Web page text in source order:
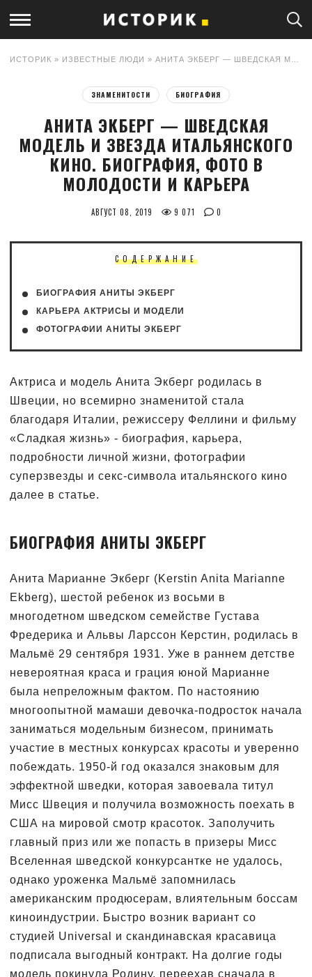
ИСТОРИК » ИЗВЕСТНЫЕ ЛЮДИ » АНИТА ЭКБЕРГ — ШВЕДСКАЯ МОДЕЛЬ И ЗВЕЗДА ИТАЛЬЯНСКОГО КИНО. БИОГРАФИЯ, ФОТО В МОЛОДОСТИ И КАРЬЕРА
ЗНАМЕНИТОСТИ БИОГРАФИЯ
АНИТА ЭКБЕРГ — ШВЕДСКАЯ
МОДЕЛЬ И ЗВЕЗДА ИТАЛЬЯНСКОГО
КИНО. БИОГРАФИЯ, ФОТО В
МОЛОДОСТИ И КАРЬЕРА
АВГУСТ 08, 2019 9 071 0
СОДЕРЖАНИЕ
БИОГРАФИЯ АНИТЫ ЭКБЕРГ
КАРЬЕРА АКТРИСЫ И МОДЕЛИ
ФОТОГРАФИИ АНИТЫ ЭКБЕРГ
Актриса и модель Анита Экберг родилась в
Швеции, но всемирно знаменитой стала
благодаря Италии, режиссеру Феллини и фильму
«Сладкая жизнь» - биография, карьера,
подробности личной жизни, фотографии
суперзвезды и секс-символа итальянского кино
далее в статье.
БИОГРАФИЯ АНИТЫ ЭКБЕРГ
Анита Марианне Экберг (Kerstin Anita Marianne
Ekberg), шестой ребенок из восьми в
многодетном шведском семействе Густава
Фредерика и Альвы Ларссон Керстин, родилась в
Мальмё 29 сентября 1931. Уже в раннем детстве
невероятная краса и грация юной Марианне
была непреложным фактом. По настоянию
многоопытной мамаши девочка-подросток начала
заниматься модельным бизнесом, принимать
участие в местных конкурсах красоты и уверенно
побеждать. 1950-й год оказался знаковым для
эффектной шведки, которая завоевала титул
Мисс Швеция и получила возможность поехать в
США на мировой смотр красоток. Заполучить
главный приз или же попасть в призеры Мисс
Вселенная шведской конкурсантке не удалось,
однако уроженка Мальмё запомнилась
американским продюсерам, влиятельным боссам
киноиндустрии. Быстро возник вариант со
студией Universal и скандинавская красавица
подписала выгодный контракт. На долгие годы
модель покинула Родину, переехав сначала в